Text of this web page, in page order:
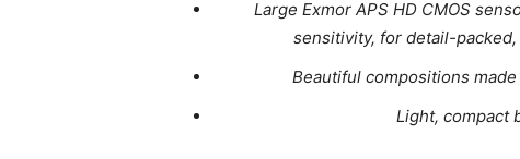
Large Exmor APS HD CMOS
sensitivity, for detail-
Beautiful compositions
Light, compact